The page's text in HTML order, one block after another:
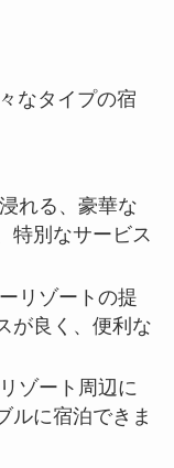
なタイプの宿
れる、豪華な
特別なサービス
リゾートの提
が良く、便利な
ゾート周辺に
ルに宿泊できま